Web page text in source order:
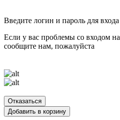
Введите логин и пароль для
Если у вас проблемы со входом
сообщите нам, пожалуйста